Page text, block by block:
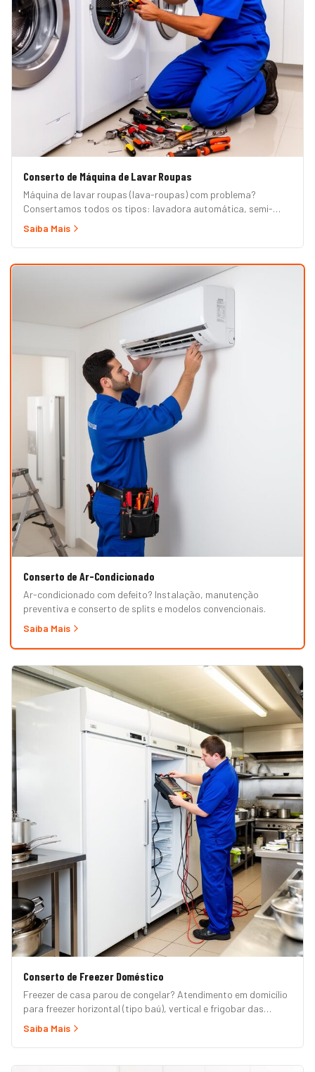
Conserto de Máquina de Lavar Roupas
Máquina de lavar roupas (lava-roupas) com problema?
Consertamos todos os tipos: lavadora automática, semi-
automática, tanquinho, abertura superior e frontal. Marcas
Continental e Mueller. Atendimento em domicílio com
orçamento grátis.
Saiba Mais
Conserto de Ar-Condicionado
Ar-condicionado com defeito? Instalação, manutenção
preventiva e conserto de splits e modelos convencionais.
Saiba Mais
Conserto de Freezer Doméstico
Freezer de casa parou de congelar? Atendimento em domicílio
para freezer horizontal (tipo baú), vertical e frigobar das
marcas Brastemp, Consul, Electrolux, Esmaltec, Philco e
de restaurante, padaria ou mercado, veja nossa página de
Freezer Comercial.)
Saiba Mais